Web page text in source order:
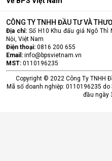
CÔNG TY TNHH ĐẦU TƯ VÀ
Địa chỉ: Số H10 Khu đấu giá Ngô Thì
Nội, Việt Nam
Điện thoại: 0816 200 655
Email: info@bpsvietnam.vn
MST: 0110196235
Copyright © 2022 Công Ty TNHH
Mã số doanh nghiệp: 0110196235 do
đầu ngày